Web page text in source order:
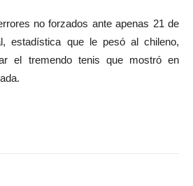
no forzados ante apenas 21 de
estadística que le pesó al chileno,
el tremendo tenis que mostró en